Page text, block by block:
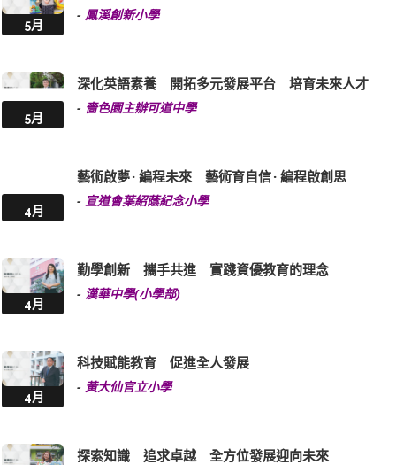
5月
- 鳳溪創新小學
5月
深化英語素養 開拓多元發展平台 培育未來人才
- 嗇色園主辦可道中學
4月
藝術啟夢 · 編程未來 藝術育自信 · 編程啟創思
- 宣道會葉紹蔭紀念小學
4月
勤學創新 攜手共進 實踐資優教育的理念
- 漢華中學(小學部)
4月
科技賦能教育 促進全人發展
- 黃大仙官立小學
探索知識 追求卓越 全方位發展迎向未來